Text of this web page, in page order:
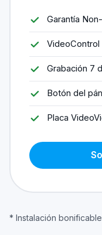
Garantía
VideoControl
Grabación 7
Botón del
Placa
* Instalación